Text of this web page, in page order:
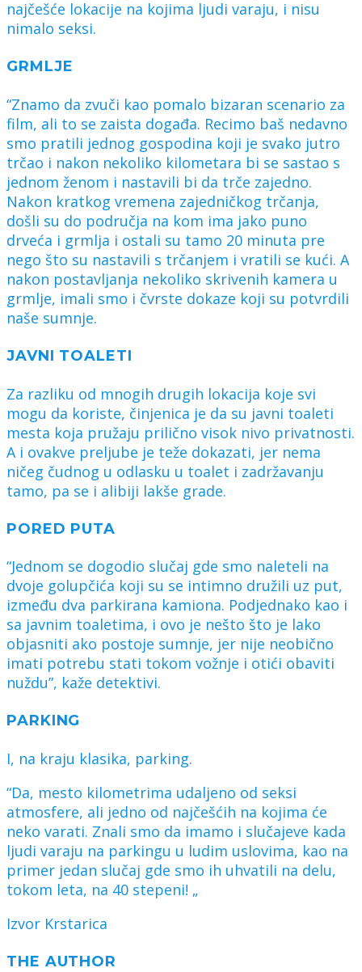
najčešće lokacije na kojima ljudi varaju, i nisu
nimalo seksi.
GRMLJE
“Znamo da zvuči kao pomalo bizaran scenario za
film, ali to se zaista događa. Recimo baš nedavno
smo pratili jednog gospodina koji je svako jutro
trčao i nakon nekoliko kilometara bi se sastao s
jednom ženom i nastavili bi da trče zajedno.
Nakon kratkog vremena zajedničkog trčanja,
došli su do područja na kom ima jako puno
drveća i grmlja i ostali su tamo 20 minuta pre
nego što su nastavili s trčanjem i vratili se kući. A
nakon postavljanja nekoliko skrivenih kamera u
grmlje, imali smo i čvrste dokaze koji su potvrdili
naše sumnje.
JAVNI TOALETI
Za razliku od mnogih drugih lokacija koje svi
mogu da koriste, činjenica je da su javni toaleti
mesta koja pružaju prilično visok nivo privatnosti.
A i ovakve preljube je teže dokazati, jer nema
ničeg čudnog u odlasku u toalet i zadržavanju
tamo, pa se i alibiji lakše grade.
PORED PUTA
“Jednom se dogodio slučaj gde smo naleteli na
dvoje golupčića koji su se intimno družili uz put,
između dva parkirana kamiona. Podjednako kao i
sa javnim toaletima, i ovo je nešto što je lako
objasniti ako postoje sumnje, jer nije neobično
imati potrebu stati tokom vožnje i otići obaviti
nuždu”, kaže detektivi.
PARKING
I, na kraju klasika, parking.
“Da, mesto kilometrima udaljeno od seksi
atmosfere, ali jedno od najčešćih na kojima će
neko varati. Znali smo da imamo i slučajeve kada
ljudi varaju na parkingu u ludim uslovima, kao na
primer jedan slučaj gde smo ih uhvatili na delu,
tokom leta, na 40 stepeni! „
Izvor Krstarica
THE AUTHOR